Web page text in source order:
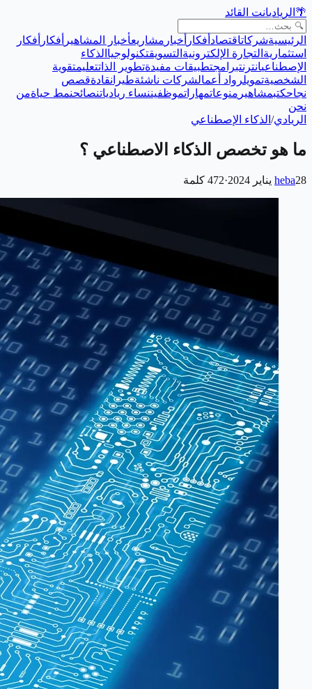
🌴 الرياديانت القائد
الرئيسيةشركاتاقتصاد أفكار أخبار مشاريعأخبار المشاهير أفكار أفكار
استثمارية التجارة الإلكترونية التسويقتكنولوجيا الذكاء
الإصطناعيانترنتبرامجتطبيقات مفيدةتطوير الذاتتعليمتقوية
الشخصيةتمويلرواد أعمالشركات ناشئةطيرانقادةقصص
نجاحكتبمشاهير منوعاتمهاراتموظفيننساء ريادياتنصائحنمط حياةمن
نحن
الريادي/ الذكاء الإصطناعي
ما هو تخصص الذكاء الاصطناعي ؟
heba28 يناير 2024 ·
472 كلمة